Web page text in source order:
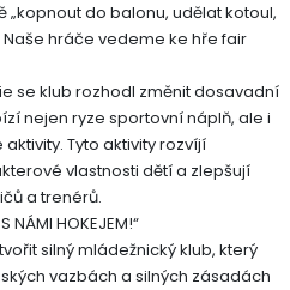
„kopnout do balonu, udělat kotoul,
hráče vedeme ke hře fair
se klub rozhodl změnit dosavadní
nejen ryze sportovní náplň, ale i
Tyto aktivity rozvíjí
vlastnosti dětí a zlepšují
a trenérů.
HOKEJEM!“
silný mládežnický klub, který
vazbách a silných zásadách